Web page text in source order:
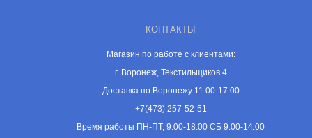
КОНТАКТЫ
Магазин по работе с клиентами:
г. Воронеж, Текстильщиков 4
Доставка по Воронежу 11.00-17.00
+7(473) 257-52-51
Время работы ПН-ПТ, 9.00-18.00 СБ 9.00-14.00